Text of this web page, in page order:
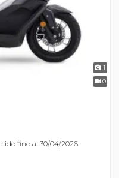
1
0
fino al 30/04/2026